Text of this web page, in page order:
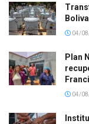
04/
Plan
04/